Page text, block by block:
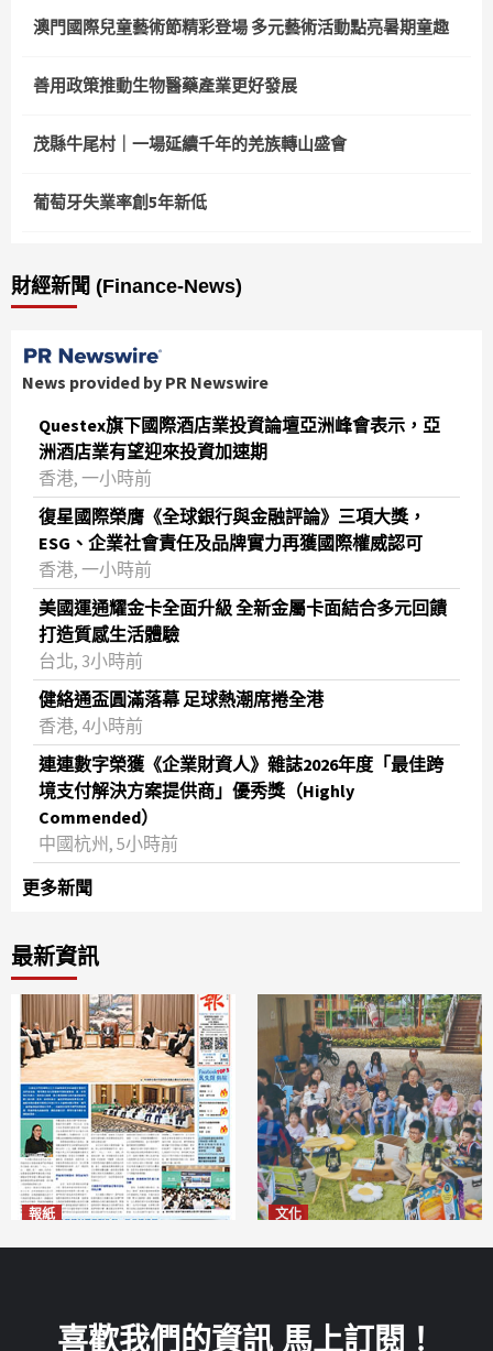
澳門國際兒童藝術節精彩登場 多元藝術活動點亮暑期童趣
善用政策推動生物醫藥產業更好發展
茂縣牛尾村｜一場延續千年的羌族轉山盛會
葡萄牙失業率創5年新低
財經新聞 (Finance-News)
News provided by PR Newswire
Questex旗下國際酒店業投資論壇亞洲峰會表示，亞
洲酒店業有望迎來投資加速期
香港, 一小時前
復星國際榮膺《全球銀行與金融評論》三項大獎，
ESG、企業社會責任及品牌實力再獲國際權威認可
香港, 一小時前
美國運通耀金卡全面升級 全新金屬卡面結合多元回饋
打造質感生活體驗
台北, 3小時前
健絡通盃圓滿落幕 足球熱潮席捲全港
香港, 4小時前
連連數字榮獲《企業財資人》雜誌2026年度「最佳跨
境支付解決方案提供商」優秀獎（Highly
Commended）
中國杭州, 5小時前
更多新聞
最新資訊
報紙 文化
喜歡我們的資訊 馬上訂閱！